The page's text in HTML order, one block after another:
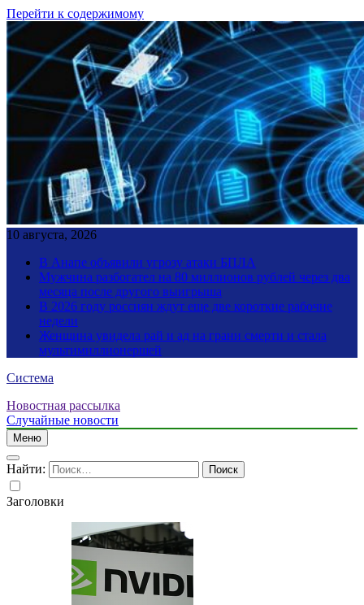
Перейти к содержимому
10 августа, 2026
В Анапе объявили угрозу атаки БПЛА
Мужчина разбогател на 80 миллионов рублей через два
месяца после другого выигрыша
В 2026 году россиян ждут еще две короткие рабочие
недели
Женщина увидела рай и ад на грани смерти и стала
мультимиллионершей
Система
Новостная рассылка
Случайные новости
Меню
Найти:
Заголовки